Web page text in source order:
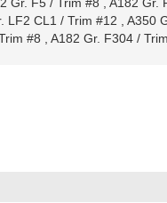
LF2 CL1 / Trim #12
A350
#8 A182 Gr. F304 /